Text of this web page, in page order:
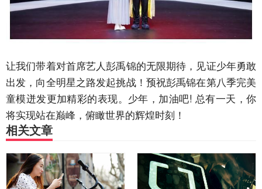
让我们带着对首席艺人彭禹锦的无限期待，见证少年勇敢
出发，向全明星之路发起挑战！预祝彭禹锦在第八季完美
童模迸发更加精彩的表现。少年，加油吧! 总有一天，你
将实现站在巅峰，俯瞰世界的辉煌时刻！
相关文章